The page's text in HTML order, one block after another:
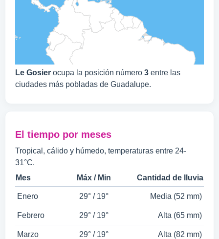
Le Gosier ocupa la posición número 3 entre las
ciudades más pobladas de Guadalupe.
El tiempo por meses
Tropical, cálido y húmedo, temperaturas entre 24-
31°C.
Mes
Máx / Min Cantidad de lluvia
Enero 29° / 19° Media (52 mm)
Febrero 29° / 19° Alta (65 mm)
Marzo 29° / 19° Alta (82 mm)